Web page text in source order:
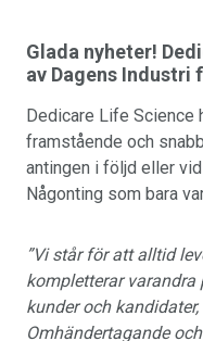
Glada nyheter!
av Dagens Industri
Dedicare Life Science
framstående och
antingen i följd eller
Någonting som bara
”Vi står för att alltid
kompletterar
kunder och
Omhändertagande